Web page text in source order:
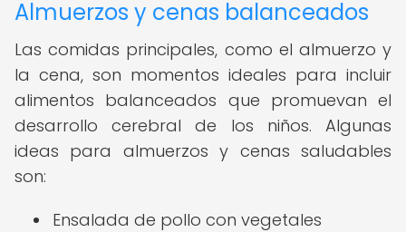
Almuerzos y cenas balanceados
Las comidas principales, como el almuerzo y
la cena, son momentos ideales para incluir
alimentos balanceados que promuevan el
desarrollo cerebral de los niños. Algunas
ideas para almuerzos y cenas saludables
son:
Ensalada de pollo con vegetales